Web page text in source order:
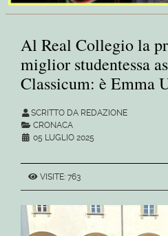
Al Real Collegio la
miglior studentessa
Classicum: è Emma
SCRITTO DA REDAZIONE
CRONACA
05 LUGLIO 2025
VISITE: 763